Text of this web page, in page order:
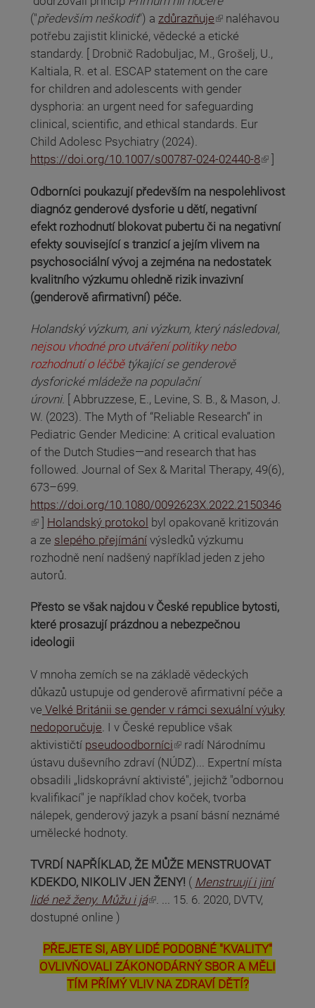
("především neškodit") a zdůrazňuje
(odkaz je externí)
naléhavou
potřebu zajistit klinické, vědecké a etické
standardy. [ Drobnič Radobuljac, M., Grošelj, U.,
Kaltiala, R. et al. ESCAP statement on the care
for children and adolescents with gender
dysphoria: an urgent need for safeguarding
clinical, scientific, and ethical standards. Eur
Child Adolesc Psychiatry (2024).
https://doi.org/10.1007/s00787-024-02440-8
(odkaz je externí)
Odborníci poukazují především na nespolehlivost
diagnóz genderové dysforie u dětí, negativní
efekt rozhodnutí blokovat pubertu či na negativní
efekty související s tranzicí a jejím vlivem na
psychosociální vývoj a zejména na nedostatek
kvalitního výzkumu ohledně rizik invazivní
(genderově afirmativní) péče.
Holandský výzkum, ani výzkum, který následoval,
nejsou vhodné pro utváření politiky nebo
rozhodnutí o léčbětýkající se genderově
dysforické mládeže na populační
úrovni.
[ Abbruzzese, E., Levine, S. B., & Mason, J.
W. (2023). The Myth of “Reliable Research” in
Pediatric Gender Medicine: A critical evaluation
of the Dutch Studies—and research that has
followed. Journal of Sex & Marital Therapy, 49(6),
673–699.
https://doi.org/10.1080/0092623X.2022.2150346
(odkaz je externí)Holandský protokol byl opakovaně kritizován
a ze slepého přejímání výsledků výzkumu
rozhodně není nadšený například jeden z jeho
autorů.
Přesto se však najdou v České republice bytosti,
které prosazují prázdnou a nebezpečnou
ideologii
V mnoha zemích se na základě vědeckých
důkazů ustupuje od genderově afirmativní péče a
ve Velké Británii se gender v rámci sexuální výuky
nedoporučuje . I v České republice však
aktivističtí pseudoodborníci
(odkaz je externí)
radí Národnímu
ústavu duševního zdraví (NÚDZ)... Expertní místa
obsadili „lidskoprávní aktivisté", jejichž "odbornou
kvalifikací" je například chov koček, tvorba
nálepek, genderový jazyk a psaní básní neznámé
umělecké hodnoty.
TVRDÍ NAPŘÍKLAD, ŽE MŮŽE MENSTRUOVAT
KDEKDO, NIKOLIV JEN ŽENY! ( Menstruují i jiní
lidé než ženy. Můžu i já
(odkaz je externí) . ... 15. 6. 2020, DVTV,
dostupné online )
PŘEJETE SI, ABY LIDÉ PODOBNÉ "KVALITY"
OVLIVŇOVALI ZÁKONODÁRNÝ SBOR A MĚLI
TÍM PŘÍMÝ VLIV NA ZDRAVÍ DĚTÍ?